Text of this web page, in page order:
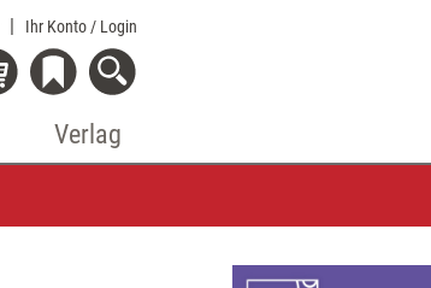
Ihr Konto / Login
Verlag